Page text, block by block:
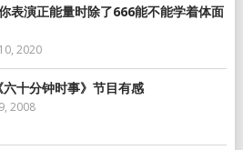
表演正能量时除了666能不能学着体面
2020
十分钟时事》节目有感
2008